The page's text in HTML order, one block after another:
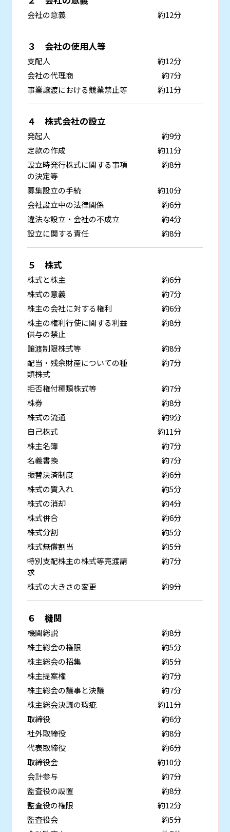
会社の意義 約12分
３ 会社の使用人等
支配人
約12分
会社の代理商
約7分
事業譲渡における競業禁止等
約11分
４ 株式会社の設立
発起人
約9分
定款の作成
約11分
設立時発行株式に関する事項
の決定等
約8分
募集設立の手続
約10分
会社設立中の法律関係
約6分
違法な設立・会社の不成立
約4分
設立に関する責任
約8分
５ 株式
株式と株主
約6分
株式の意義
約7分
株主の会社に対する権利
約6分
株主の権利行使に関する利益
供与の禁止
約8分
譲渡制限株式等
約8分
配当・残余財産についての種
類株式
約7分
拒否権付種類株式等
約7分
株券
約8分
株式の流通
約9分
自己株式
約11分
株主名簿
約7分
名義書換
約7分
振替決済制度
約6分
株式の質入れ
約5分
株式の消却
約4分
株式併合
約6分
株式分割
約5分
株式無償割当
約5分
特別支配株主の株式等売渡請
求
約7分
株式の大きさの変更 約9分
６ 機関
機関総説
約8分
株主総会の権限
約5分
株主総会の招集
約5分
株主提案権
約7分
株主総会の議事と決議
約7分
株主総会決議の瑕疵
約11分
取締役
約6分
社外取締役
約8分
代表取締役
約6分
取締役会
約10分
会計参与
約7分
監査役の設置
約8分
監査役の権限
約12分
監査役会
約5分